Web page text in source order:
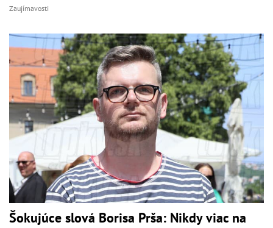
Zaujímavosti
Šokujúce slová Borisa Prša: Nikdy viac na